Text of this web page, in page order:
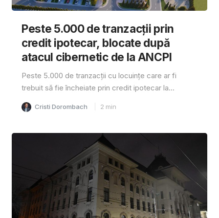
Peste 5.000 de tranzacții prin
credit ipotecar, blocate după
atacul cibernetic de la ANCPI
Peste 5.000 de tranzacții cu locuințe care ar fi
trebuit să fie încheiate prin credit ipotecar la...
Cristi Dorombach 2 min